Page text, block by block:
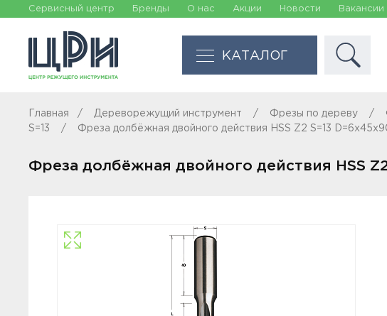
Сервисный центр Бренды О нас Акции Новости Вакансии
КАТАЛОГ
Главная Дереворежущий инструмент Фрезы по дереву
S=13
Фреза долбёжная двойного действия HSS Z2 S=13
Фреза долбёжная двойного действия HSS